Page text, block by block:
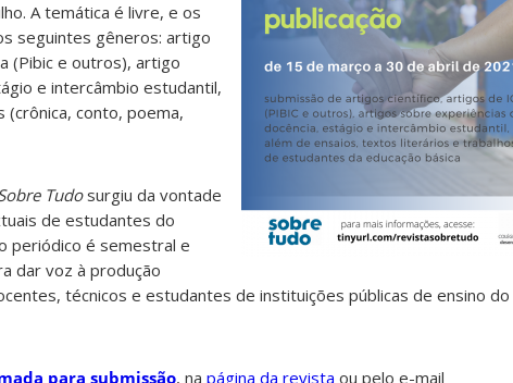
A temática é livre, e os
seguintes gêneros: artigo
(Pibic e outros), artigo
e intercâmbio estudantil,
conto, poema,
Tudosurgiu da vontade
de estudantes do
periódico é semestral e
dar voz à produção
técnicos e estudantes de instituições públicas de ensino do
para submissão, na página da revista ou pelo e-mail